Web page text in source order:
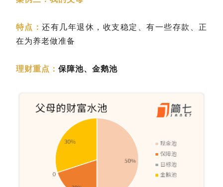
特点：还有几年退休，收支稳定、有一些存款、正
在为养老做准备
理财重点： 保障池、金鹅池